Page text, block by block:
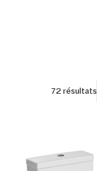
72 résultats